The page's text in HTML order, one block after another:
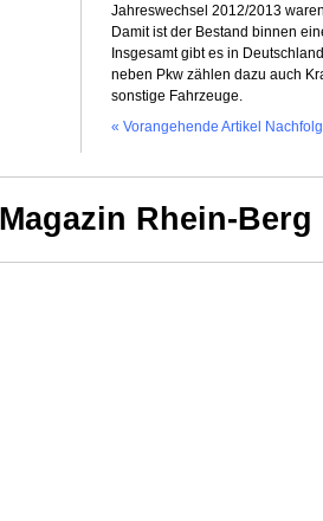
Jahreswechsel 2012/2013
Damit ist der Bestand binnen
Insgesamt gibt es in
neben Pkw zählen dazu auch
sonstige Fahrzeuge.
« Vorangehende Artikel
Rhein-Berg